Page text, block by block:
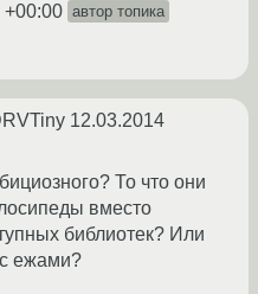
+00:00 автор топика
12.03.2014
То что они
вместо
библиотек? Или
ежами?